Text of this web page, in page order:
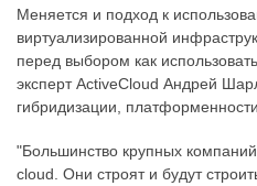
Меняется и подход к
виртуализированной
перед выбором как
эксперт ActiveCloud Андрей
гибридизации,
"Большинство крупных
cloud. Они строят и будут